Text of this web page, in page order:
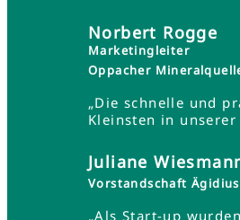
Norbert Rogge
Marketingleiter
Oppacher
„Die schnelle und
Kleinsten in
Juliane
Vorstandschaft
„Als Start-up